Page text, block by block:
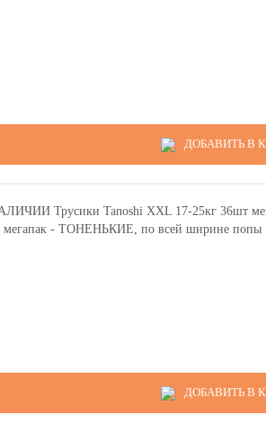
ДОБАВИТЬ В
- ТОНЕНЬКИЕ, по всей ширине попы
ДОБАВИТЬ В